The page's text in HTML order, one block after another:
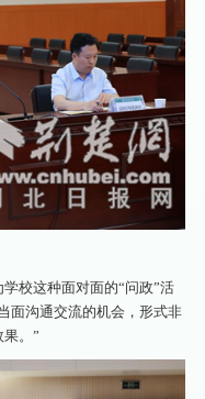
校这种面对面的“问政”活
面沟通交流的机会，形式非
。”